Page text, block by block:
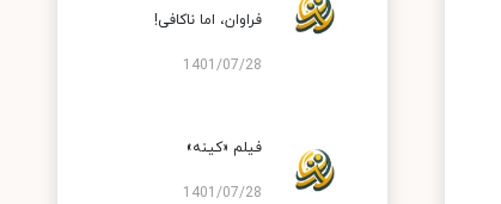
فراوان، اما ناکافی!
1401/07/28
فیلم «کینه»
1401/07/28